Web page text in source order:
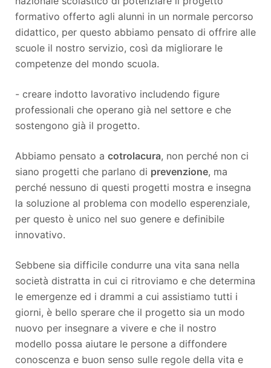
formativo offerto agli alunni in un normale percorso
didattico, per questo abbiamo pensato di offrire alle
scuole il nostro servizio, così da migliorare le
competenze del mondo scuola.
- creare indotto lavorativo includendo figure
professionali che operano già nel settore e che
sostengono già il progetto.
Abbiamo pensato a cotrolacura, non perché non ci
siano progetti che parlano di prevenzione, ma
perché nessuno di questi progetti mostra e insegna
la soluzione al problema con modello esperenziale,
per questo è unico nel suo genere e definibile
innovativo.
Sebbene sia difficile condurre una vita sana nella
società distratta in cui ci ritroviamo e che determina
le emergenze ed i drammi a cui assistiamo tutti i
giorni, è bello sperare che il progetto sia un modo
nuovo per insegnare a vivere e che il nostro
modello possa aiutare le persone a diffondere
conoscenza e buon senso sulle regole della vita e